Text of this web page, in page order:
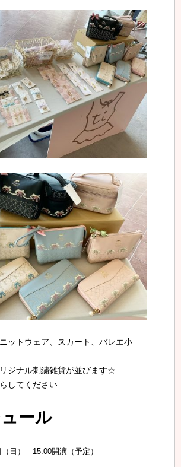
ットウェア、スカート、バレエ小
ジナル刺繍雑貨が並びます☆
してください
ール
（日） 15:00開演（予定）